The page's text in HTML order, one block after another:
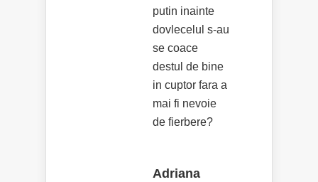
putin inainte
dovlecelul s-au
se coace
destul de bine
in cuptor fara a
mai fi nevoie
de fierbere?
Adriana